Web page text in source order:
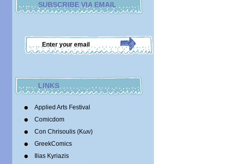
SUBSCRIBE VIA EMAIL
LINKS
Applied Arts Festival
Comicdom
Con Chrisoulis (Κων)
GreekComics
Ilias Kyriazis